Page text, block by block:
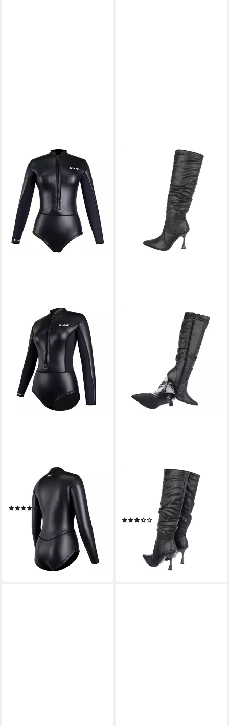
Neoprenanzug NEOSUIT
Wetsuit, Wetsuit
(1)
UVP 399,00 €
lieferbar - in 3-4 Werktagen bei dir
Damen Elegant High-Heel-
Stiefel Pfennig-/Stilettoabsatz
High-Heel Stiefel in Schwarz
(3)
UVP75,99 €
lieferbar - in 2-3 Werktagen bei dir